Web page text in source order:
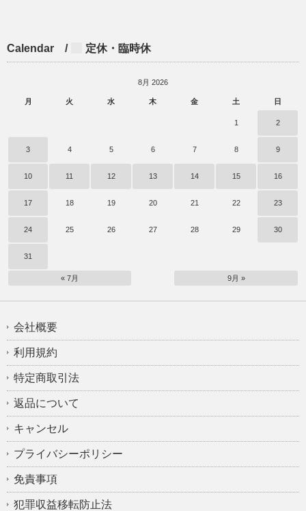
Calendar / 定休・臨時休
8月 2026
月 火 水 木 金 土 日
1 2
3 4 5 6 7 8 9
10 11 12 13 14 15 16
17 18 19 20 21 22 23
24 25 26 27 28 29 30
31
« 7月 9月 »
会社概要
利用規約
特定商取引法
返品について
キャンセル
プライバシーポリシー
免責事項
犯罪収益移転防止法